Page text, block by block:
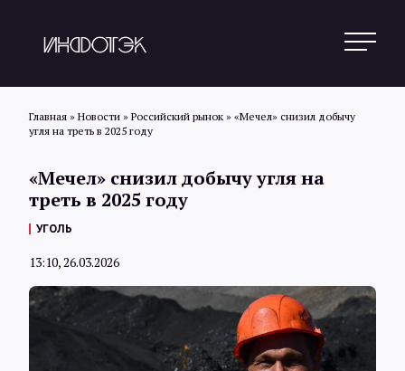
Статьи
Обзоры
Главная » Новости » Российский рынок » «Мечел» снизил добычу
угля на треть в 2025 году
«Мечел» снизил добычу угля на
треть в 2025 году
УГОЛЬ
13:10, 26.03.2026